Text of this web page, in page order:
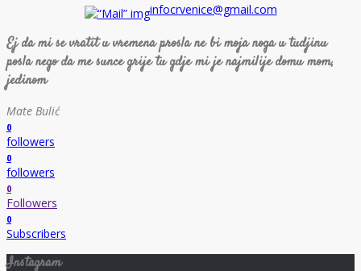
infocrvenice@gmail.com
Ej da mi se vratit u vremena prosla ne bi moja noga u tudjinu
posla nego da me sunce grije tu gdje mi je najmilije domu mom,
jedinom
Mate Bulić
0
followers
0
followers
0
Followers
0
Subscribers
Instagram